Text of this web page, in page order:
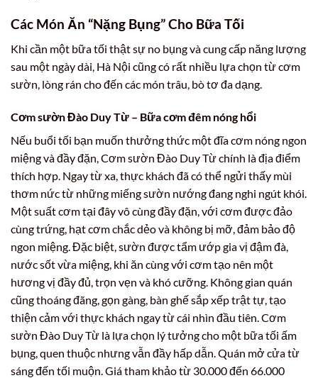
Các Món Ăn “Nặng Bụng” Cho Bữa Tối
Khi cần một bữa tối thật sự no bụng và cung cấp năng lượng
sau một ngày dài, Hà Nội cũng có rất nhiều lựa chọn từ cơm
sườn, lòng rán cho đến các món trâu, bò tơ đa dạng.
Cơm sườn Đào Duy Từ – Bữa cơm đêm nóng hổi
Nếu buổi tối bạn muốn thưởng thức một đĩa cơm nóng ngon
miệng và đầy đặn, Cơm sườn Đào Duy Từ chính là địa điểm
thích hợp. Ngay từ xa, thực khách đã có thể ngửi thấy mùi
thơm nức từ những miếng sườn nướng đang nghi ngút khói.
Một suất cơm tại đây vô cùng đầy đặn, với cơm được đảo
cùng trứng, hạt cơm chắc dẻo và không bị mỡ, đảm bảo độ
ngon miệng. Đặc biệt, sườn được tẩm ướp gia vị đậm đà,
nước sốt vừa miệng, khi ăn cùng với cơm tạo nên một
hương vị đầy đủ, trọn vẹn và khó cưỡng. Không gian quán
cũng thoáng đãng, gọn gàng, bàn ghế sắp xếp trật tự, tạo
thiện cảm với thực khách ngay từ cái nhìn đầu tiên. Cơm
sườn Đào Duy Từ là lựa chọn lý tưởng cho một bữa tối ấm
bụng, quen thuộc nhưng vẫn đầy hấp dẫn. Quán mở cửa từ
sáng đến tối muộn. Giá tham khảo từ 30.000 đến 66.000